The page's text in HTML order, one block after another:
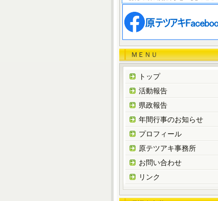
ＭＥＮＵ
トップ
活動報告
県政報告
年間行事のお知らせ
プロフィール
原テツアキ事務所
お問い合わせ
リンク